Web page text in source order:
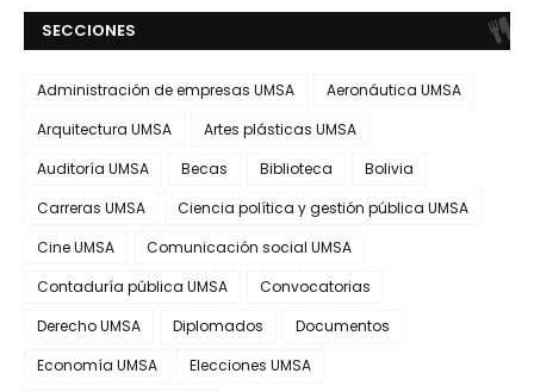
SECCIONES
Administración de empresas UMSA
Aeronáutica UMSA
Arquitectura UMSA
Artes plásticas UMSA
Auditoría UMSA
Becas Biblioteca
Bolivia
Carreras UMSA
Ciencia política y gestión pública UMSA
Cine UMSA
Comunicación social UMSA
Contaduría pública UMSA
Convocatorias
Derecho UMSA
Diplomados
Documentos
Economía UMSA
Elecciones UMSA